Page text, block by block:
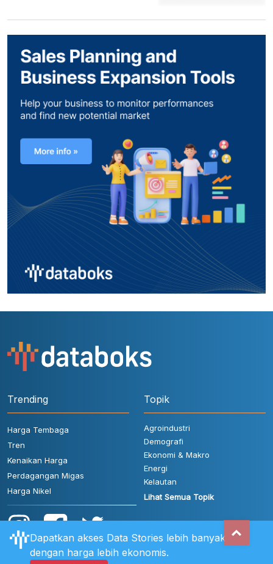
Trending
Harga Tembaga
Tren
Kenaikan Harga
Perdagangan Migas
Harga Nikel
Topik
Agroindustri
Demografi
Ekonomi & Makro
Energi
Kelautan
Lihat Semua Topik
Dapatkan akses Data Stories lebih banyak
dengan harga lebih ekonomis.